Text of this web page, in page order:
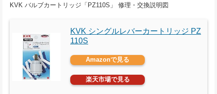
KVK バルブカートリッジ「PZ110S」 修理・交換説明図
KVK シングルレバーカートリッジ PZ
110S
Amazonで見る
楽天市場で見る